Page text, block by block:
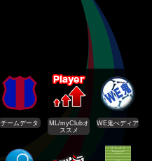
チームデータ
ML/myClubオ
ススメ
WE鬼ぺディア